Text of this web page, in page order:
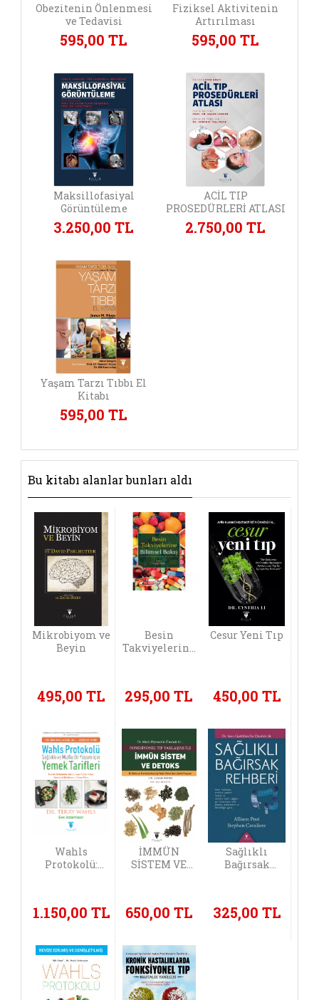
Obezitenin Önlenmesi
ve Tedavisi
595,00 TL
Fiziksel Aktivitenin
Artırılması
595,00 TL
Maksillofasiyal
Görüntüleme
3.250,00 TL
ACİL TIP
PROSEDÜRLERİ ATLASI
2.750,00 TL
Yaşam Tarzı Tıbbı El
Kitabı
595,00 TL
Bu kitabı alanlar bunları aldı
Mikrobiyom ve
Beyin
495,00 TL
Besin
Takviyelerine
295,00 TL
Cesur Yeni Tıp
450,00 TL
Wahls
Protokolü:
1.150,00 TL
İMMÜN
SİSTEM VE
İle
650,00 TL
Sağlıklı
Bağırsak
325,00 TL